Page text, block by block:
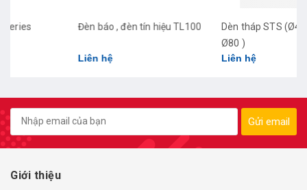
Đèn báo , đèn tín hiệu TL100
Dèn tháp STS (Ø40 / Ø60 /
Gửi email
Giới thiệu